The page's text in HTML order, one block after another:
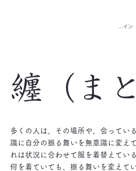
ログイン
纏（ま
多くの人は、その場所や、会ってい
識に自分の振る舞いを無意識に変え
れは状況に合わせて服を着替えてい
何を着ていても、振る舞いを変えて